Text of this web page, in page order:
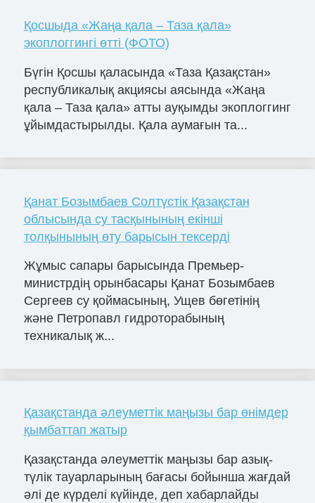
Қосшыда «Жаңа қала – Таза қала»
экоплоггингі өтті (ФОТО)
Бүгін Қосшы қаласында «Таза Қазақстан»
республикалық акциясы аясында «Жаңа
қала – Таза қала» атты ауқымды экоплоггинг
ұйымдастырылды. Қала аумағын та...
Қанат Бозымбаев Солтүстік Қазақстан
облысында су тасқынының екінші
толқынының өту барысын тексерді
Жұмыс сапары барысында Премьер-
министрдің орынбасары Қанат Бозымбаев
Сергеев су қоймасының, Ущев бөгетінің
және Петропавл гидроторабының
техникалық ж...
Қазақстанда әлеуметтік маңызы бар өнімдер
қымбаттап жатыр
Қазақстанда әлеуметтік маңызы бар азық-
түлік тауарларының бағасы бойынша жағдай
әлі де күрделі күйінде, деп хабарлайды